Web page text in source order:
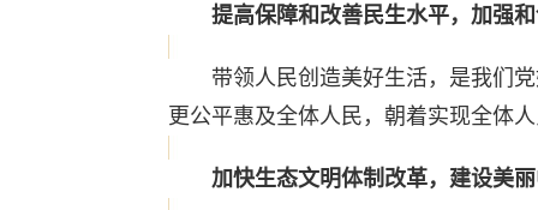
提高保障和改善民生水平，加强和
带领人民创造美好生活，是我们党
更公平惠及全体人民，朝着实现全体
加快生态文明体制改革，建设美丽